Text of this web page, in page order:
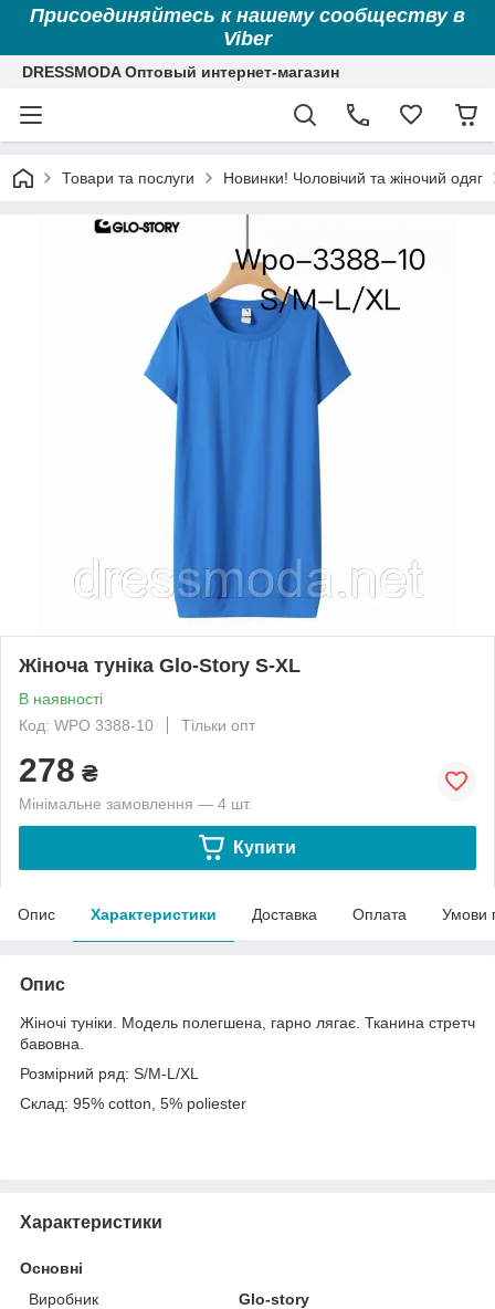
Присоединяйтесь к нашему сообществу в
Viber
DRESSMODA Оптовый интернет-магазин
Товари та послуги Новинки! Чоловічий та жіночий одяг
Жіноча туніка Glo-Story S-XL
В наявності
Код: WРО 3388-10
Тільки опт
278 ₴
Мінімальне замовлення — 4 шт.
Купити
Опис Характеристики Доставка Оплата Умови
Опис
Жіночі туніки. Модель полегшена, гарно лягає. Тканина стретч
бавовна.
Розмірний ряд: S/M-L/XL
Склад: 95% cotton, 5% poliester
Характеристики
Основні
Виробник
Glo-story